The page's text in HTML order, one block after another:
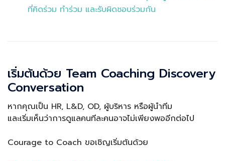
ที่คิดร่วม ทำร่วม และรับผิดชอบร่วมกัน
เริ่มต้นด้วย Team Coaching Discovery
Conversation
หากคุณเป็น HR, L&D, OD, ผู้บริหาร หรือผู้นำทีม
และเริ่มเห็นว่าการดูแลคนทีละคนอาจไม่เพียงพออีกต่อไป
Courage to Coach ขอเชิญเริ่มต้นด้วย